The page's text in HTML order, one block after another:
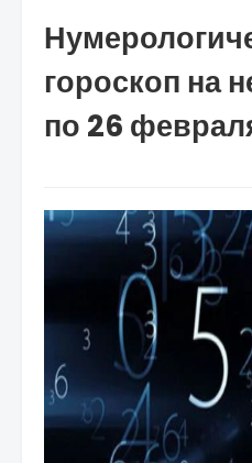
гороскоп на
по 26